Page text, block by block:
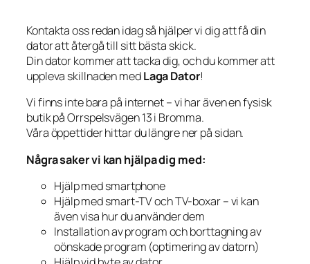
Kontakta oss redan idag så hjälper vi dig att få din
dator att återgå till sitt bästa skick.
Din dator kommer att tacka dig, och du kommer att
uppleva skillnaden medLaga Dator!
Vi finns inte bara på internet – vi har även en fysisk
butik på Orrspelsvägen 13 i Bromma.
Våra öppettider hittar du längre ner på sidan.
Några saker vi kan hjälpa dig med:
Hjälp med smartphone
Hjälp med smart-TV och TV-boxar – vi kan
även visa hur du använder dem
Installation av program och borttagning av
oönskade program (optimering av datorn)